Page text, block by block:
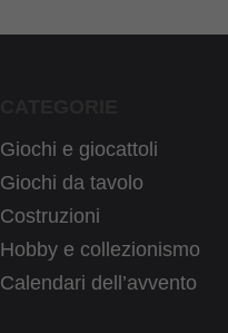
Giochi e giocattoli
Giochi da tavolo
Costruzioni
Hobby e collezionismo
Calendari dell’avvento